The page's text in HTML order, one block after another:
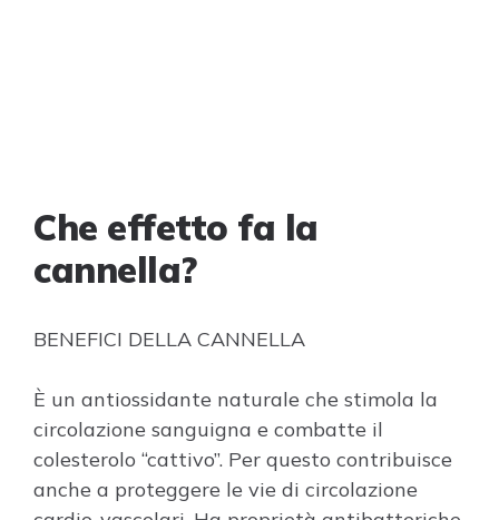
Che effetto fa la
cannella?
BENEFICI DELLA CANNELLA
È un antiossidante naturale che stimola la
circolazione sanguigna e combatte il
colesterolo “cattivo”. Per questo contribuisce
anche a proteggere le vie di circolazione